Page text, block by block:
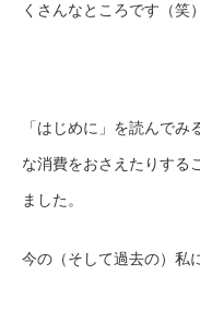
くさんなところです（笑
「はじめに」を読んで
な消費をおさえたりす
ました。
今の（そして過去の）私